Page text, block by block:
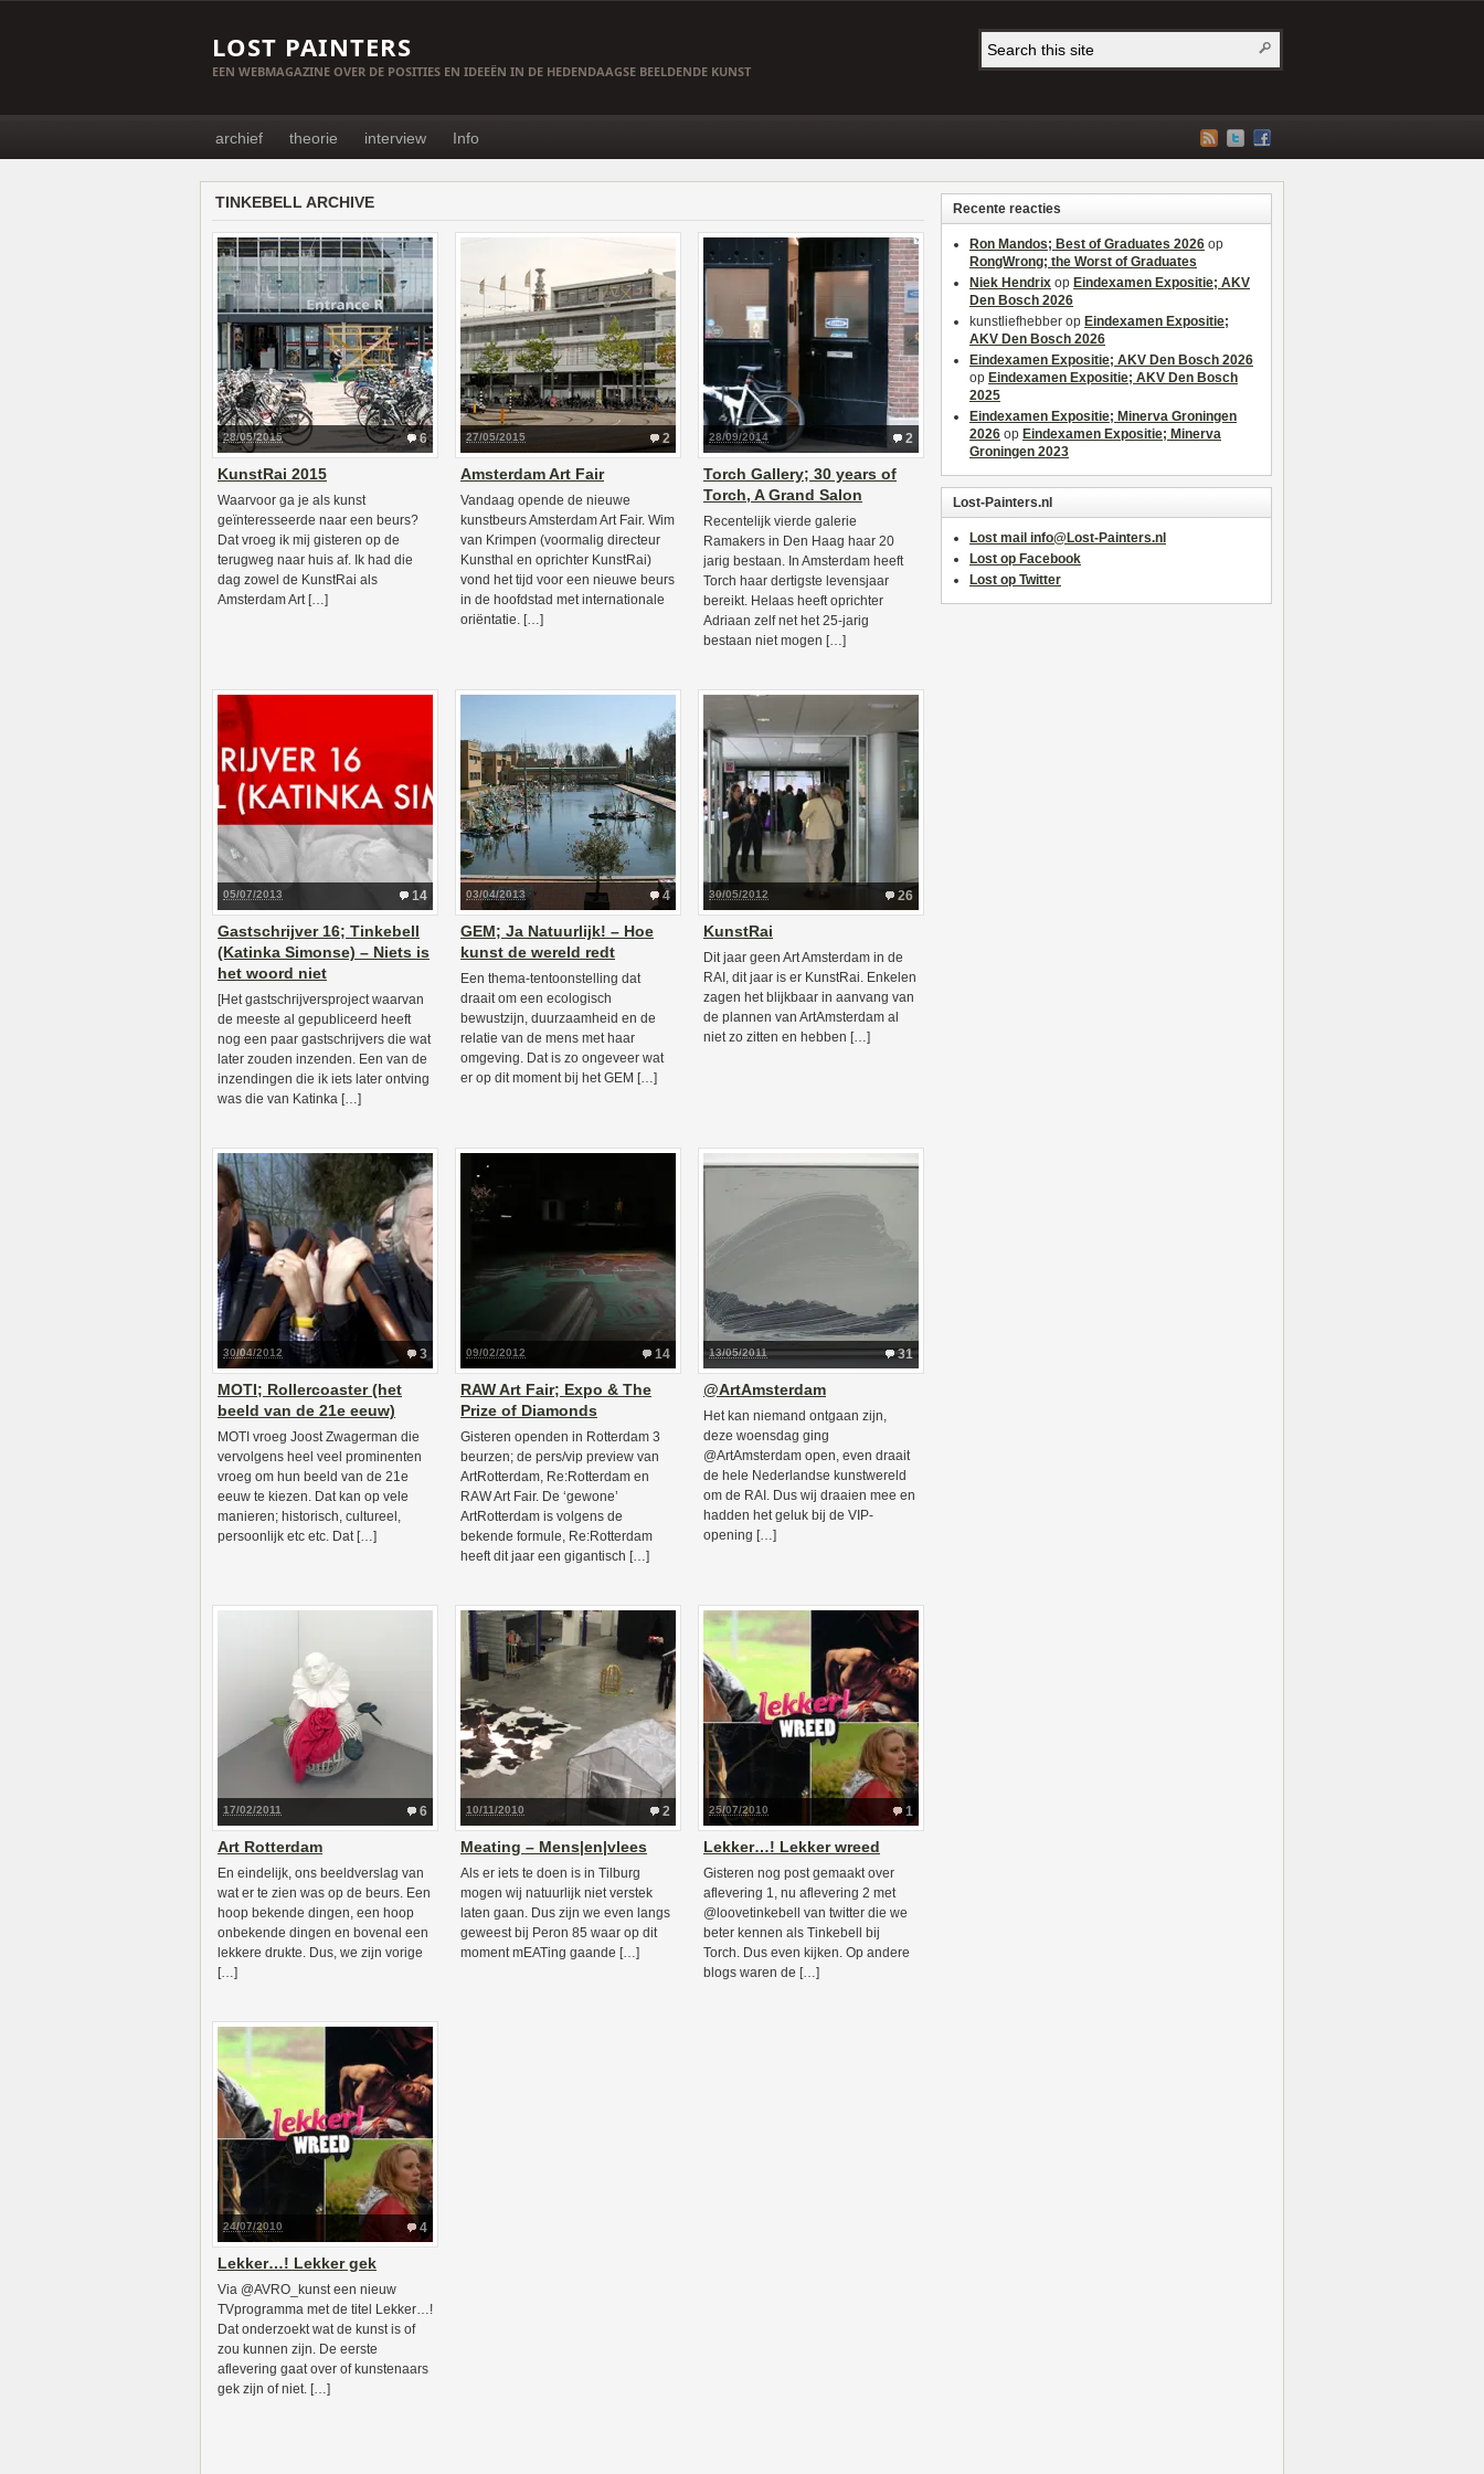
LOST PAINTERS
EEN WEBMAGAZINE OVER DE POSITIES EN IDEEËN IN DE HEDENDAAGSE BEELDENDE KUNST
archief theorie interview Info
TINKEBELL ARCHIVE
6
28/05/2015
KunstRai 2015
Waarvoor ga je als kunst
geïnteresseerde naar een beurs?
Dat vroeg ik mij gisteren op de
terugweg naar huis af. Ik had die
dag zowel de KunstRai als
Amsterdam Art […]
2
27/05/2015
Amsterdam Art Fair
Vandaag opende de nieuwe
kunstbeurs Amsterdam Art Fair. Wim
van Krimpen (voormalig directeur
Kunsthal en oprichter KunstRai)
vond het tijd voor een nieuwe beurs
in de hoofdstad met internationale
oriëntatie. […]
2
28/09/2014
Torch Gallery; 30 years of
Torch, A Grand Salon
Recentelijk vierde galerie
Ramakers in Den Haag haar 20
jarig bestaan. In Amsterdam heeft
Torch haar dertigste levensjaar
bereikt. Helaas heeft oprichter
Adriaan zelf net het 25-jarig
bestaan niet mogen […]
14
05/07/2013
Gastschrijver 16; Tinkebell
(Katinka Simonse) – Niets is
het woord niet
[Het gastschrijversproject waarvan
de meeste al gepubliceerd heeft
nog een paar gastschrijvers die wat
later zouden inzenden. Een van de
inzendingen die ik iets later ontving
was die van Katinka […]
4
03/04/2013
GEM; Ja Natuurlijk! – Hoe
kunst de wereld redt
Een thema-tentoonstelling dat
draait om een ecologisch
bewustzijn, duurzaamheid en de
relatie van de mens met haar
omgeving. Dat is zo ongeveer wat
er op dit moment bij het GEM […]
26
30/05/2012
KunstRai
Dit jaar geen Art Amsterdam in de
RAI, dit jaar is er KunstRai. Enkelen
zagen het blijkbaar in aanvang van
de plannen van ArtAmsterdam al
niet zo zitten en hebben […]
3
30/04/2012
MOTI; Rollercoaster (het
beeld van de 21e eeuw)
MOTI vroeg Joost Zwagerman die
vervolgens heel veel prominenten
vroeg om hun beeld van de 21e
eeuw te kiezen. Dat kan op vele
manieren; historisch, cultureel,
persoonlijk etc etc. Dat […]
14
09/02/2012
RAW Art Fair; Expo & The
Prize of Diamonds
Gisteren openden in Rotterdam 3
beurzen; de pers/vip preview van
ArtRotterdam, Re:Rotterdam en
RAW Art Fair. De ‘gewone’
ArtRotterdam is volgens de
bekende formule, Re:Rotterdam
heeft dit jaar een gigantisch […]
31
13/05/2011
@ArtAmsterdam
Het kan niemand ontgaan zijn,
deze woensdag ging
@ArtAmsterdam open, even draait
de hele Nederlandse kunstwereld
om de RAI. Dus wij draaien mee en
hadden het geluk bij de VIP-
opening […]
6
17/02/2011
Art Rotterdam
En eindelijk, ons beeldverslag van
wat er te zien was op de beurs. Een
hoop bekende dingen, een hoop
onbekende dingen en bovenal een
lekkere drukte. Dus, we zijn vorige
[…]
2
10/11/2010
Meating – Mens|en|vlees
Als er iets te doen is in Tilburg
mogen wij natuurlijk niet verstek
laten gaan. Dus zijn we even langs
geweest bij Peron 85 waar op dit
moment mEATing gaande […]
1
25/07/2010
Lekker…! Lekker wreed
Gisteren nog post gemaakt over
aflevering 1, nu aflevering 2 met
@loovetinkebell van twitter die we
beter kennen als Tinkebell bij
Torch. Dus even kijken. Op andere
blogs waren de […]
4
24/07/2010
Lekker…! Lekker gek
Via @AVRO_kunst een nieuw
TVprogramma met de titel Lekker…!
Dat onderzoekt wat de kunst is of
zou kunnen zijn. De eerste
aflevering gaat over of kunstenaars
gek zijn of niet. […]
Recente reacties
Ron Mandos; Best of Graduates 2026 op
RongWrong; the Worst of Graduates
Niek Hendrix op Eindexamen Expositie; AKV
Den Bosch 2026
kunstliefhebber op Eindexamen Expositie;
AKV Den Bosch 2026
Eindexamen Expositie; AKV Den Bosch 2026
op Eindexamen Expositie; AKV Den Bosch
2025
Eindexamen Expositie; Minerva Groningen
2026 op Eindexamen Expositie; Minerva
Groningen 2023
Lost-Painters.nl
Lost mail info@Lost-Painters.nl
Lost op Facebook
Lost op Twitter